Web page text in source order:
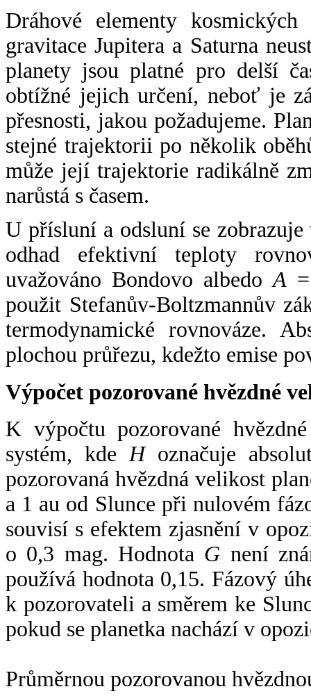
Dráhové elementy
gravitace Jupitera a Saturna
planety jsou platné pro delší
obtížné jejich určení, neboť je
přesnosti, jakou požadujeme.
stejné trajektorii po několik
může její trajektorie radikálně
narůstá s časem.
U přísluní a odsluní se
odhad efektivní teploty
uvažováno Bondovo albedoA
použit Stefanův-Boltzmannův
termodynamické rovnováze.
plochou průřezu, kdežto emise
Výpočet pozorované hvězdné
K výpočtu pozorované
systém, kde Hoznačuje
pozorovaná hvězdná velikost
a 1 au od Slunce při nulovém
souvisí s efektem zjasnění v
o 0,3 mag. Hodnota G není
používá hodnota 0,15. Fázový
k pozorovateli a směrem ke
pokud se planetka nachází v
Průměrnou pozorovanou